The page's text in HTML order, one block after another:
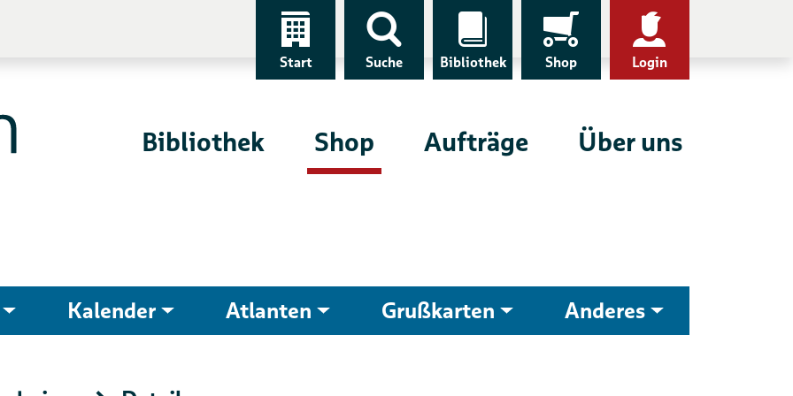
Start Suche Bibliothek Shop Login
Bibliothek Shop Aufträge Über uns
Kalender Atlanten Grußkarten Anderes